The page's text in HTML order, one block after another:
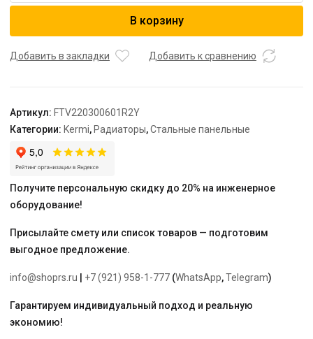
Радиатор,
100*300*600,
RAL
9016
(белый),
Kermi
В корзину
Добавить в закладки Добавить к сравнению
Артикул: FTV220300601R2Y
Категории: Kermi, Радиаторы,Стальные панельные
Получите персональную скидку до 20% на инженерное
оборудование!
Присылайте смету или список товаров — подготовим
выгодное предложение.
info@shoprs.ru +7 (921) 958-1-777 (WhatsApp,Telegram)
Гарантируем индивидуальный подход и реальную
экономию!